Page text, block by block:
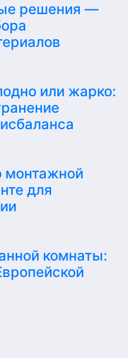
решения —
или жарко:
монтажной
для
комнаты: